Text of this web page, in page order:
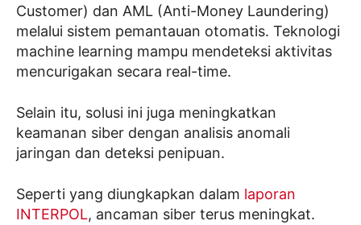
Customer) dan AML (Anti-Money Laundering)
melalui sistem pemantauan otomatis. Teknologi
machine learning mampu mendeteksi aktivitas
mencurigakan secara real-time.
Selain itu, solusi ini juga meningkatkan
keamanan siber dengan analisis anomali
jaringan dan deteksi penipuan.
Seperti yang diungkapkan dalam laporan
INTERPOL, ancaman siber terus meningkat.